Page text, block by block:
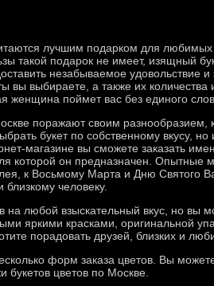
лучшим подарком для
такой подарок не имеет, изящный
незабываемое удовольствие
вы выбираете, а также их
женщина поймет вас без единого
поражают своим разнообразием,
букет по собственному вкусу,
магазине вы сможете заказать
которой он предназначен. Опытные
к Восьмому Марта и Дню Святого
человеку.
любой взыскательный вкус, но вы
яркими красками, оригинальной
порадовать друзей, близких и
форм заказа цветов. Вы
букетов цветов по Москве.